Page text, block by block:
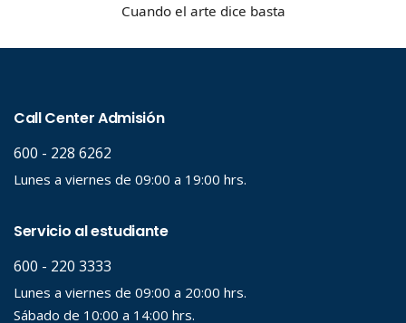
Cuando el arte dice basta
Búsqueda Avanzada
Hasta...